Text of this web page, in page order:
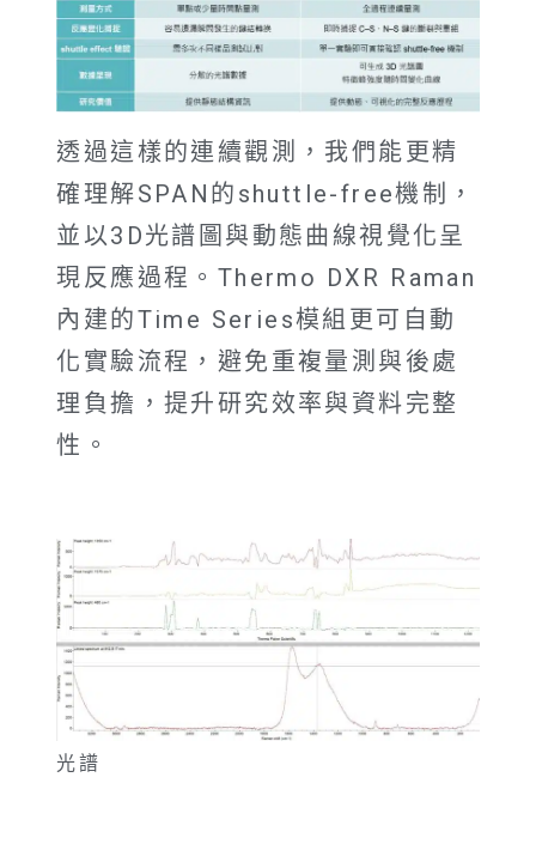
透過這樣的連續觀測，我們能更精
確理解SPAN的shuttle-free機制，
並以3D光譜圖與動態曲線視覺化呈
現反應過程。Thermo DXR Raman
內建的Time Series模組更可自動
化實驗流程，避免重複量測與後處
理負擔，提升研究效率與資料完整
性。
光譜